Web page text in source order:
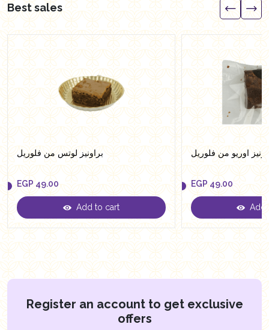
Best sales
براونيز لوتس من فلوريل
EGP
EGP 49.00
Add to cart
اوريو من فلوريل
EGP
EGP 49.00
Add
Register an account to get exclusive
offers